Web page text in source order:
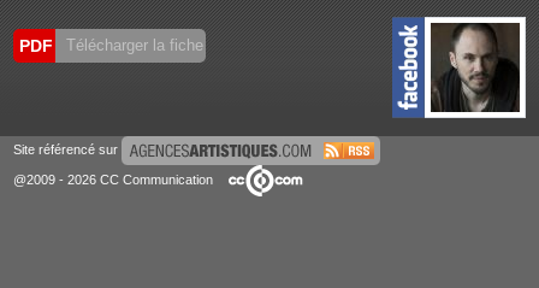
PDF Télécharger la fiche
Site référencé sur
@2009 - 2026 CC Communication